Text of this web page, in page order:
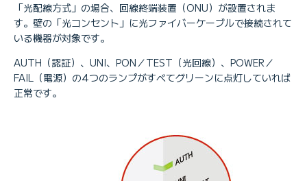
「光配線方式」の場合、回線終端装置（ONU）が設置されま
す。壁の「光コンセント」に光ファイバーケーブルで接続されて
いる機器が対象です。
AUTH（認証）、UNI、PON／TEST（光回線）、POWER／
FAIL（電源）の4つのランプがすべてグリーンに点灯していれば
正常です。